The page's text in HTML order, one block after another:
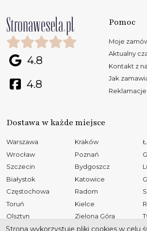
4.8
4.8
Pomoc
Moje
Aktualny
Kontakt z
Jak
Reklamacje
Dostawa w każde miejsce
Warszawa Kraków
Wrocław
Poznań
Szczecin
Bydgoszcz
Białystok
Katowice
Częstochowa
Radom
Toruń
Kielce
Olsztyn
Zielona Góra
Opole
Gliwice
Strona wykorzystuje pliki cookies w celu